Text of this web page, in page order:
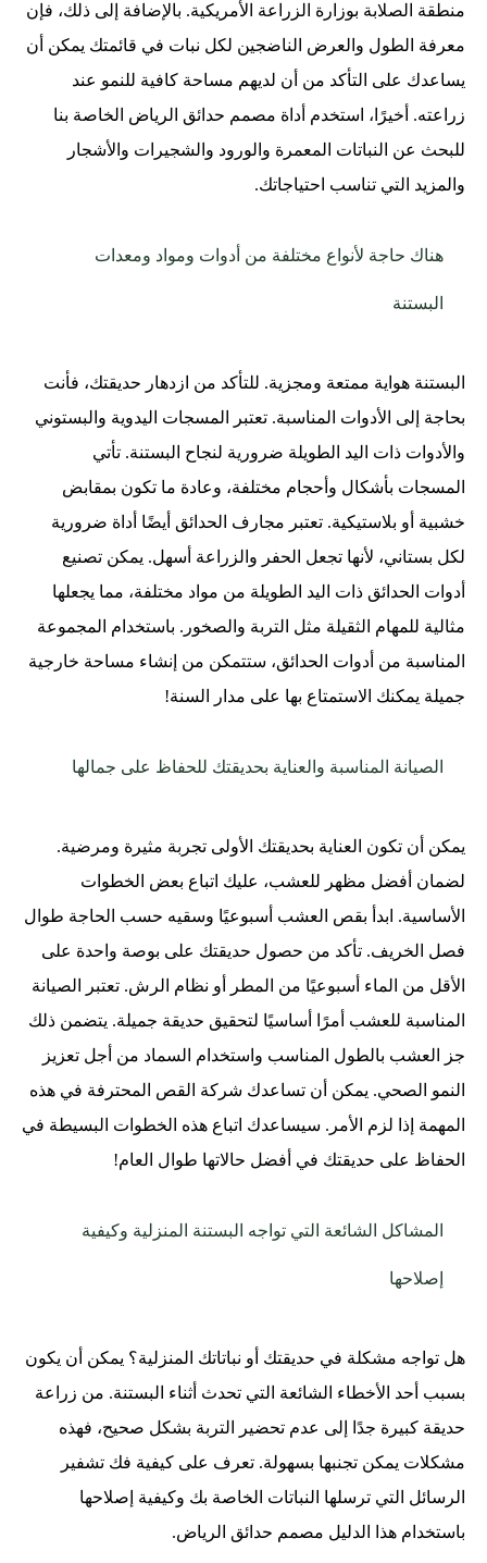
منطقة الصلابة بوزارة الزراعة الأمريكية. بالإضافة إلى ذلك، فإن
معرفة الطول والعرض الناضجين لكل نبات في قائمتك يمكن أن
يساعدك على التأكد من أن لديهم مساحة كافية للنمو عند
زراعته. أخيرًا، استخدم أداة مصمم حدائق الرياض الخاصة بنا
للبحث عن النباتات المعمرة والورود والشجيرات والأشجار
والمزيد التي تناسب احتياجاتك.
هناك حاجة لأنواع مختلفة من أدوات ومواد ومعدات
البستنة
البستنة هواية ممتعة ومجزية. للتأكد من ازدهار حديقتك، فأنت
بحاجة إلى الأدوات المناسبة. تعتبر المسجات اليدوية والبستوني
والأدوات ذات اليد الطويلة ضرورية لنجاح البستنة. تأتي
المسجات بأشكال وأحجام مختلفة، وعادة ما تكون بمقابض
خشبية أو بلاستيكية. تعتبر مجارف الحدائق أيضًا أداة ضرورية
لكل بستاني، لأنها تجعل الحفر والزراعة أسهل. يمكن تصنيع
أدوات الحدائق ذات اليد الطويلة من مواد مختلفة، مما يجعلها
مثالية للمهام الثقيلة مثل التربة والصخور. باستخدام المجموعة
المناسبة من أدوات الحدائق، ستتمكن من إنشاء مساحة خارجية
جميلة يمكنك الاستمتاع بها على مدار السنة!
الصيانة المناسبة والعناية بحديقتك للحفاظ على جمالها
يمكن أن تكون العناية بحديقتك الأولى تجربة مثيرة ومرضية.
لضمان أفضل مظهر للعشب، عليك اتباع بعض الخطوات
الأساسية. ابدأ بقص العشب أسبوعيًا وسقيه حسب الحاجة طوال
فصل الخريف. تأكد من حصول حديقتك على بوصة واحدة على
الأقل من الماء أسبوعيًا من المطر أو نظام الرش. تعتبر الصيانة
المناسبة للعشب أمرًا أساسيًا لتحقيق حديقة جميلة. يتضمن ذلك
جز العشب بالطول المناسب واستخدام السماد من أجل تعزيز
النمو الصحي. يمكن أن تساعدك شركة القص المحترفة في هذه
المهمة إذا لزم الأمر. سيساعدك اتباع هذه الخطوات البسيطة في
الحفاظ على حديقتك في أفضل حالاتها طوال العام!
المشاكل الشائعة التي تواجه البستنة المنزلية وكيفية
إصلاحها
هل تواجه مشكلة في حديقتك أو نباتاتك المنزلية؟ يمكن أن يكون
بسبب أحد الأخطاء الشائعة التي تحدث أثناء البستنة. من زراعة
حديقة كبيرة جدًا إلى عدم تحضير التربة بشكل صحيح، فهذه
مشكلات يمكن تجنبها بسهولة. تعرف على كيفية فك تشفير
الرسائل التي ترسلها النباتات الخاصة بك وكيفية إصلاحها
باستخدام هذا الدليل مصمم حدائق الرياض.